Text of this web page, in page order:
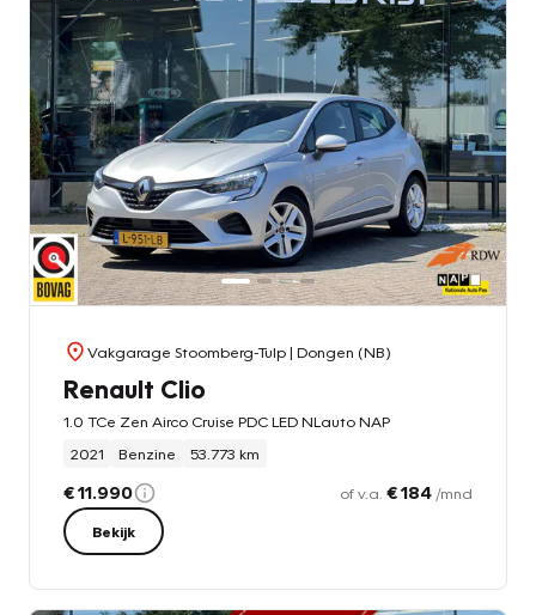
Vakgarage Stoomberg-Tulp| Dongen (NB)
Renault Clio
1.0 TCe Zen Airco Cruise PDC LED NLauto NAP
2021
Benzine 53.773 km
€ 11.990 of v.a. € 184 /mnd
Bekijk